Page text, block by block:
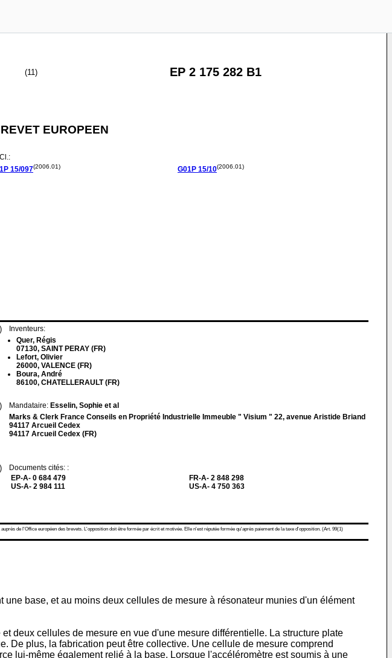
(11) EP 2 175 282 B1
EUROPEEN
15/097(2006.01) G01P 15/10(2006.01)
Inventeurs:
Quer, Régis
07130, SAINT PERAY (FR)
Lefort, Olivier
26000, VALENCE (FR)
Boura, André
86100, CHATELLERAULT (FR)
Mandataire: Esselin, Sophie et al
Marks & Clerk France Conseils en Propriété Industrielle Immeuble " Visium " 22, avenue Aristide Briand
94117 Arcueil Cedex
94117 Arcueil Cedex (FR)
Documents cités: :
EP-A- 0 684 479
US-A- 2 984 111
FR-A- 2 848 298
US-A- 4 750 363
de l'Office européen des brevets. L'opposition doit être formée par écrit et motivée. Elle n'est réputée formée qu'après paiement de la taxe d'opposition. (Art. 99(1)
base, et au moins deux cellules de mesure à résonateur munies d'un élément
deux cellules de mesure en vue d'une mesure différentielle. La structure plate
De plus, la fabrication peut être collective. Une cellule de mesure comprend
lui-même également relié à la base. Lorsque l'accéléromètre est soumis à une